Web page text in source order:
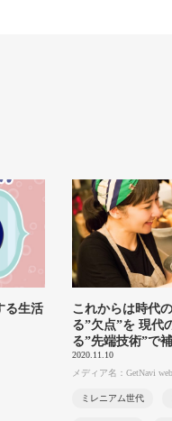
る生活
これからは時代
る”欠点”を 現代
る”先端技術”で
2020.11.10
メディア名：GetNavi
ミレニアム世代